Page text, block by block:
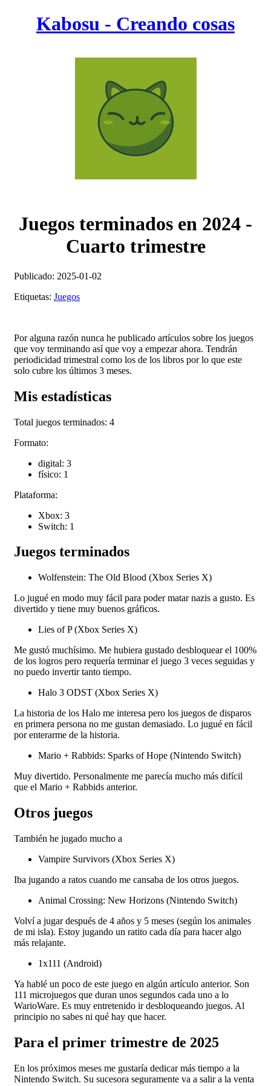
Kabosu - Creando cosas
Juegos terminados en 2024 -
Cuarto trimestre
Publicado: 2025-01-02
Etiquetas: Juegos
Por alguna razón nunca he publicado artículos sobre los juegos
que voy terminando así que voy a empezar ahora. Tendrán
periodicidad trimestral como los de los libros por lo que este
solo cubre los últimos 3 meses.
Mis estadísticas
Total juegos terminados: 4
Formato:
digital: 3
físico: 1
Plataforma:
Xbox: 3
Switch: 1
Juegos terminados
Wolfenstein: The Old Blood (Xbox Series X)
Lo jugué en modo muy fácil para poder matar nazis a gusto. Es
divertido y tiene muy buenos gráficos.
Lies of P (Xbox Series X)
Me gustó muchísimo. Me hubiera gustado desbloquear el 100%
de los logros pero requería terminar el juego 3 veces seguidas y
no puedo invertir tanto tiempo.
Halo 3 ODST (Xbox Series X)
La historia de los Halo me interesa pero los juegos de disparos
en primera persona no me gustan demasiado. Lo jugué en fácil
por enterarme de la historia.
Mario + Rabbids: Sparks of Hope (Nintendo Switch)
Muy divertido. Personalmente me parecía mucho más difícil
que el Mario + Rabbids anterior.
Otros juegos
También he jugado mucho a
Vampire Survivors (Xbox Series X)
Iba jugando a ratos cuando me cansaba de los otros juegos.
Animal Crossing: New Horizons (Nintendo Switch)
Volví a jugar después de 4 años y 5 meses (según los animales
de mi isla). Estoy jugando un ratito cada día para hacer algo
más relajante.
1x111 (Android)
Ya hablé un poco de este juego en algún artículo anterior. Son
111 microjuegos que duran unos segundos cada uno a lo
WarioWare. Es muy entretenido ir desbloqueando juegos. Al
principio no sabes ni qué hay que hacer.
Para el primer trimestre de 2025
En los próximos meses me gustaría dedicar más tiempo a la
Nintendo Switch. Su sucesora seguramente va a salir a la venta